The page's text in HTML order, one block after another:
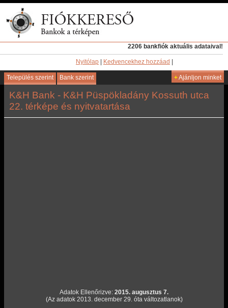
2206 bankfiók aktuális adataival!
Nyitólap Kedvencekhez hozzáad
Település szerint Bank szerint +Ajánljon minket
K&H Bank - K&H Püspökladány Kossuth utca
22. térképe és nyitvatartása
Adatok Ellenőrizve: 2015. augusztus 7.
(Az adatok 2013. december 29. óta változatlanok)